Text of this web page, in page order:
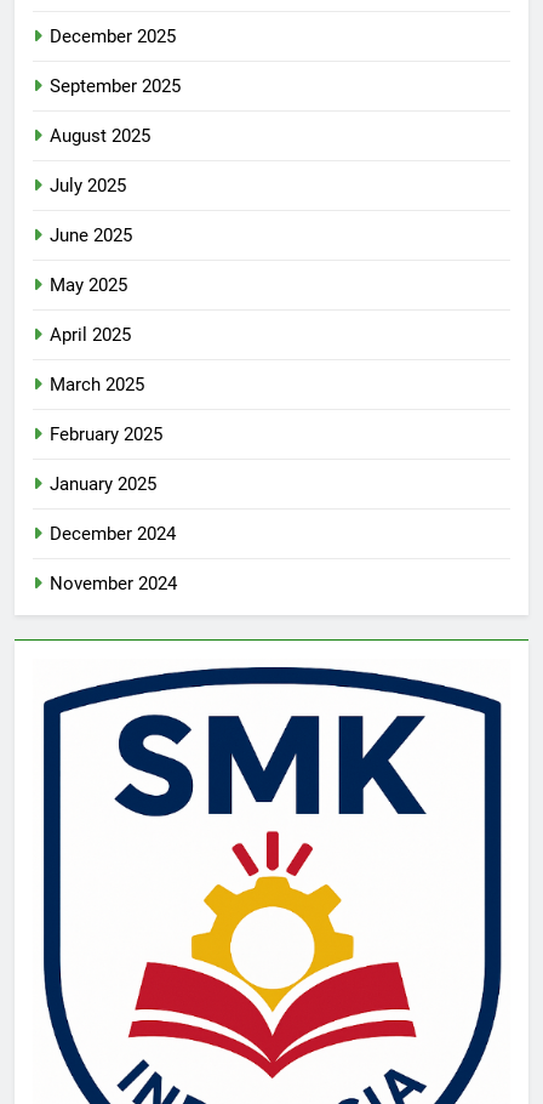
December 2025
September 2025
August 2025
July 2025
June 2025
May 2025
April 2025
March 2025
February 2025
January 2025
December 2024
November 2024